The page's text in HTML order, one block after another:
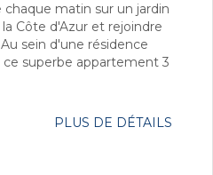
matin sur un jardin
Côte d'Azur et rejoindre
sein d'une résidence
superbe appartement 3
PLUS DE DÉTAILS